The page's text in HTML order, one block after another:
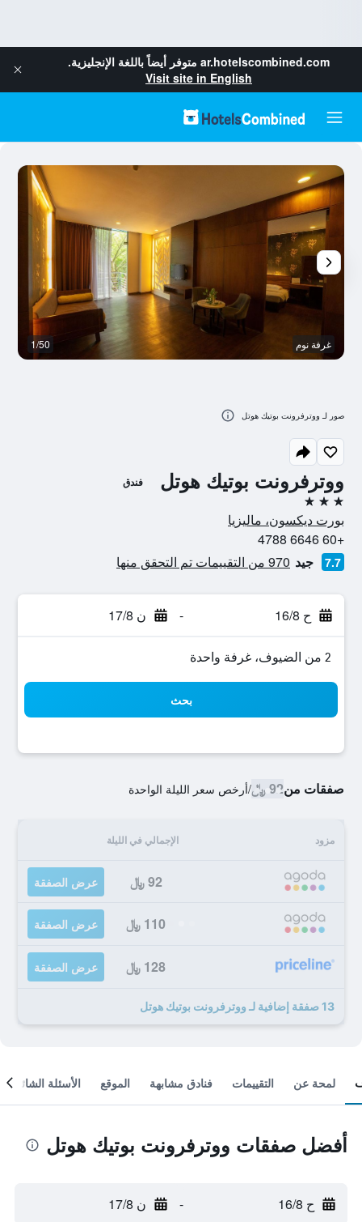
ar.hotelscombined.com متوفر أيضاً باللغة الإنجليزية.
Visit site in English
ووترفرونت بوتيك هوتل فندق
3 نجوم
بورت ديكسون، ماليزيا
+60 6646 4788
7.7 جيد 970 من التقييمات تم التحقق منها
ح 16/8 - ن 17/8
2 من الضيوف، غرفة واحدة
بحث
صفقات من92 ﷼ /أرخص سعر الليلة الواحدة
مزود الإجمالي في الليلة
92 ﷼ عرض الصفقة
110 ﷼ عرض الصفقة
128 ﷼ عرض الصفقة
13 صفقة إضافية لـ ووترفرونت بوتيك هوتل
غرفة نوم 1/50
صور لـ ووترفرونت بوتيك هوتل
لمحة عن التقييمات فنادق مشابهة الموقع الأسئلة الشائعة
أفضل صفقات ووترفرونت بوتيك هوتل
ح 16/8 - ن 17/8